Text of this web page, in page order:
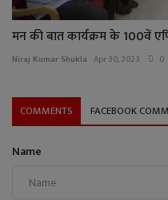
मन की बात कार्यक्रम के 100वें
Niraj Kumar Shukla Apr 30, 2023 0
COMMENTS FACEBOOK
Name